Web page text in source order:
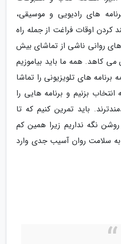
های رادیویی و موسیقی،
اوقات فراغت از جمله راه
روانی ناشی از تماشای بیش
می کاهد. همه ما باید بیاموزیم
های تلویزیونی را تماشا
بزنیم و برنامه هایی را
باید تمرین کنیم که تا
نگه نداریم زیرا همین کم
سلامت روان آسیب جدی وارد